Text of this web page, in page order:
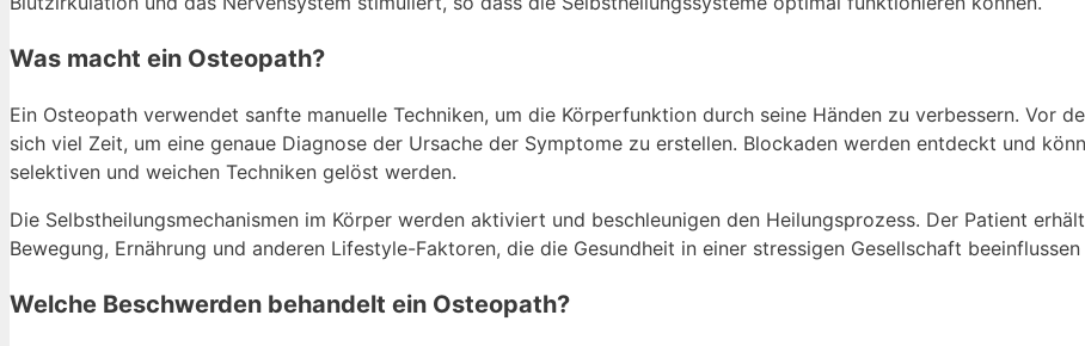
Was macht ein Osteopath?
Ein Osteopath verwendet sanfte manuelle Techniken, um die Körperfunktion durch seine Händen zu verbessern. Vor
sich viel Zeit, um eine genaue Diagnose der Ursache der Symptome zu erstellen. Blockaden werden entdeckt und
selektiven und weichen Techniken gelöst werden.
Die Selbstheilungsmechanismen im Körper werden aktiviert und beschleunigen den Heilungsprozess. Der Patient
Bewegung, Ernährung und anderen Lifestyle-Faktoren, die die Gesundheit in einer stressigen Gesellschaft beeinflussen
Welche Beschwerden behandelt ein Osteopath?